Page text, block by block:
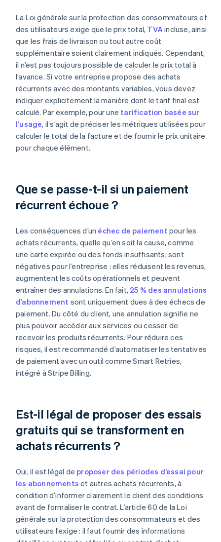
La Loi générale sur la protection des consommateurs et
des utilisateurs exige que le prix total, TVAincluse, ainsi
que les frais de livraison ou tout autre coût
supplémentaire soient clairement indiqués. Cependant,
il n’est pas toujours possible de calculer le prix total à
l’avance. Si votre entreprise propose des achats
récurrents avec des montants variables, vous devez
indiquer explicitement la manière dont le tarif final est
calculé. Par exemple, pour une tarification basée sur
l’usage, il s’agit de préciser les métriques utilisées pour
calculer le total de la facture et de fournir le prix unitaire
pour chaque élément.
Que se passe-t-il si un paiement
récurrent échoue ?
Les conséquences d’un échec de paiement pour les
achats récurrents, quelle qu’en soit la cause, comme
une carte expirée ou des fonds insuffisants, sont
négatives pour l’entreprise : elles réduisent les revenus,
augmentent les coûts opérationnels et peuvent
entraîner des annulations. En fait, 25 % des annulations
d’abonnement sont uniquement dues à des échecs de
paiement. Du côté du client, une annulation signifie ne
plus pouvoir accéder aux services ou cesser de
recevoir les produits récurrents. Pour réduire ces
risques, il est recommandé d’automatiser les tentatives
de paiement avec un outil comme Smart Retries,
intégré à Stripe Billing.
Est-il légal de proposer des essais
gratuits qui se transforment en
achats récurrents ?
Oui, il est légal de proposer des périodes d’essai pour
les abonnements et autres achats récurrents, à
condition d’informer clairement le client des conditions
avant de formaliser le contrat. L’article 60 de la Loi
générale sur la protection des consommateurs et des
utilisateurs l’exige : il faut fournir des informations